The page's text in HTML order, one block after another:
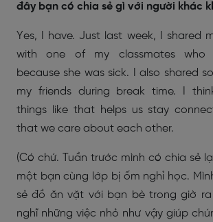
đây bạn có chia sẻ gì với người khác
Yes, I have. Just last week, I shared
with one of my classmates who
because she was sick. I also shared
my friends during break time. I
things like that helps us stay
that we care about each other.
(Có chứ. Tuần trước mình có chia sẻ
một bạn cùng lớp bị ốm nghỉ học.
sẻ đồ ăn vặt với bạn bè trong giờ ra
nghĩ những việc nhỏ như vậy giúp